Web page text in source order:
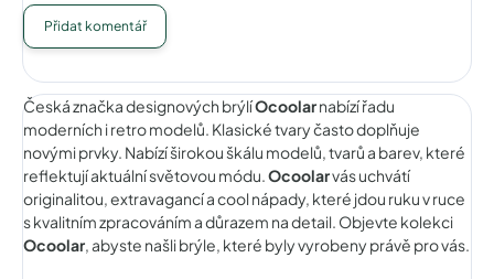
Přidat komentář
Česká značka designových brýlíOcoolarnabízí řadu
moderních i retro modelů. Klasické tvary často doplňuje
novými prvky. Nabízí širokou škálu modelů, tvarů a barev, které
reflektují aktuální světovou módu.Ocoolarvás uchvátí
originalitou, extravagancí a cool nápady, které jdou ruku v ruce
s kvalitním zpracováním a důrazem na detail. Objevte kolekci
Ocoolar, abyste našli brýle, které byly vyrobeny právě pro vás.